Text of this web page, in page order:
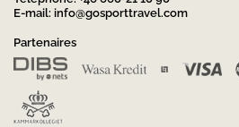
E-mail: info@gosporttravel.com
Partenaires